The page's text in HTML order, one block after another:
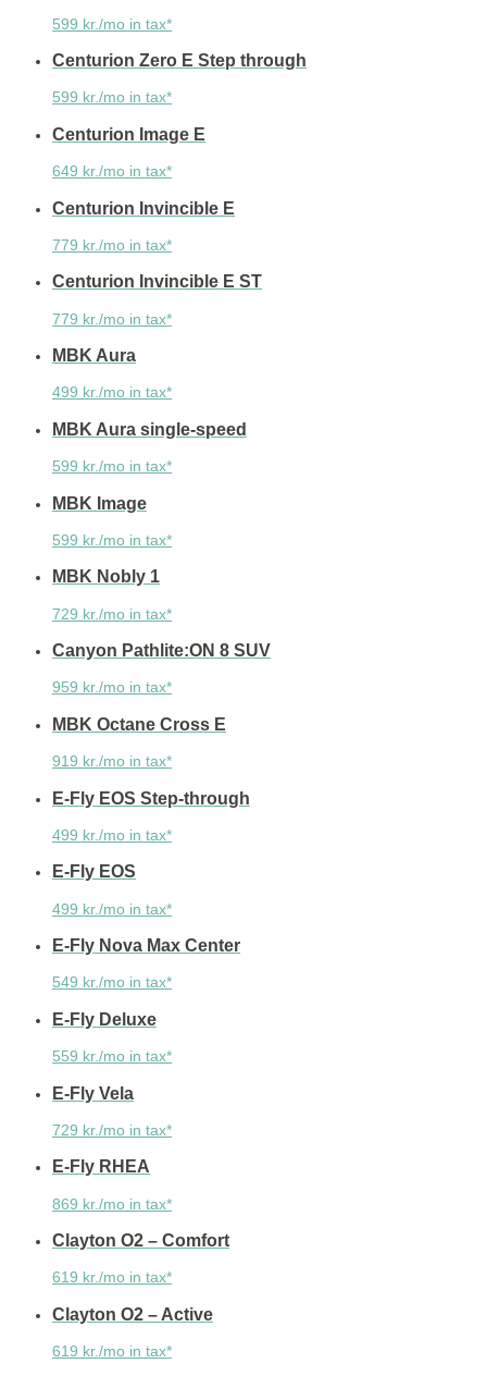
599 kr./mo in tax*
Centurion Zero E Step through
599 kr./mo in tax*
Centurion Image E
649 kr./mo in tax*
Centurion Invincible E
779 kr./mo in tax*
Centurion Invincible E ST
779 kr./mo in tax*
MBK Aura
499 kr./mo in tax*
MBK Aura single-speed
599 kr./mo in tax*
MBK Image
599 kr./mo in tax*
MBK Nobly 1
729 kr./mo in tax*
Canyon Pathlite:ON 8 SUV
959 kr./mo in tax*
MBK Octane Cross E
919 kr./mo in tax*
E-Fly EOS Step-through
499 kr./mo in tax*
E-Fly EOS
499 kr./mo in tax*
E-Fly Nova Max Center
549 kr./mo in tax*
E-Fly Deluxe
559 kr./mo in tax*
E-Fly Vela
729 kr./mo in tax*
E-Fly RHEA
869 kr./mo in tax*
Clayton O2 – Comfort
619 kr./mo in tax*
Clayton O2 – Active
619 kr./mo in tax*